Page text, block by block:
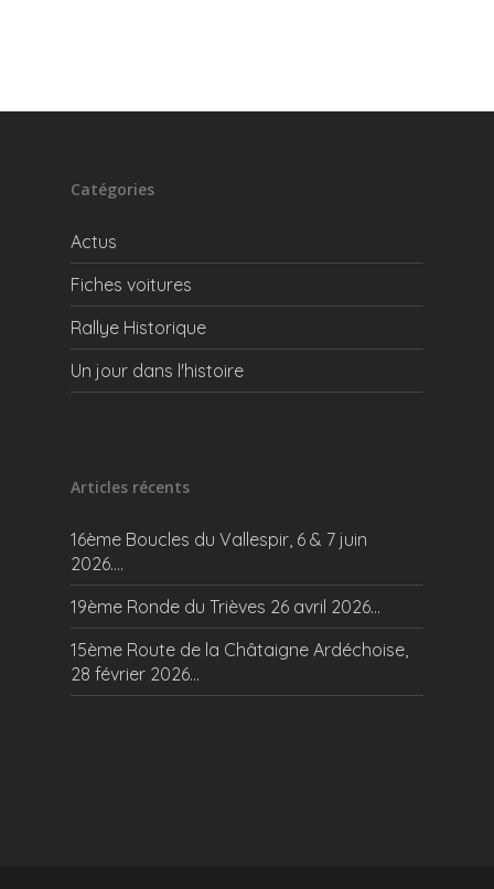
Catégories
Actus
Fiches voitures
Rallye Historique
Un jour dans l'histoire
Articles récents
16ème Boucles du Vallespir, 6 & 7 juin
2026….
19ème Ronde du Trièves 26 avril 2026…
15ème Route de la Châtaigne Ardéchoise,
28 février 2026…